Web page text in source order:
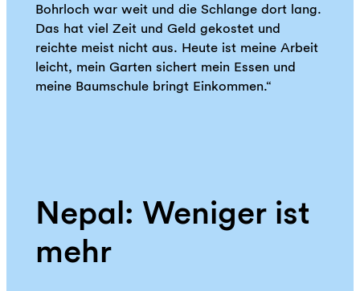
Bohrloch war weit und die Schlange dort lang.
Das hat viel Zeit und Geld gekostet und
reichte meist nicht aus. Heute ist meine Arbeit
leicht, mein Garten sichert mein Essen und
meine Baumschule bringt Einkommen.“
Nepal: Weniger ist
mehr